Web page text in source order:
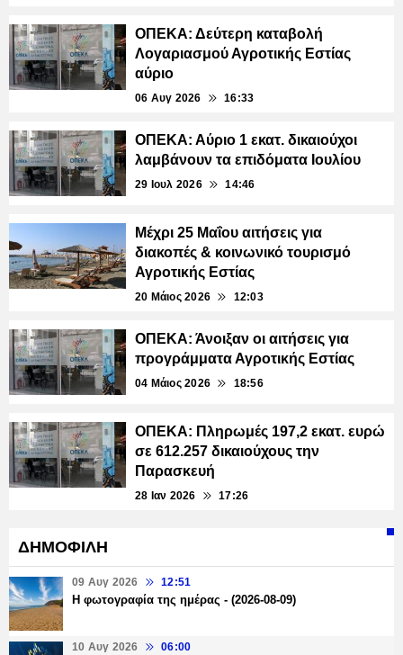
ΟΠΕΚΑ: Δεύτερη καταβολή
Λογαριασμού Αγροτικής Εστίας
αύριο
06 Αυγ 2026 16:33
ΟΠΕΚΑ: Αύριο 1 εκατ. δικαιούχοι
λαμβάνουν τα επιδόματα Ιουλίου
29 Ιουλ 2026 14:46
Μέχρι 25 Μαΐου αιτήσεις για
διακοπές & κοινωνικό τουρισμό
Αγροτικής Εστίας
20 Μάιος 2026 12:03
ΟΠΕΚΑ: Άνοιξαν οι αιτήσεις για
προγράμματα Αγροτικής Εστίας
04 Μάιος 2026 18:56
ΟΠΕΚΑ: Πληρωμές 197,2 εκατ. ευρώ
σε 612.257 δικαιούχους την
Παρασκευή
28 Ιαν 2026 17:26
ΔΗΜΟΦΙΛΗ
09 Αυγ 2026 12:51
Η φωτογραφία της ημέρας - (2026-08-09)
10 Αυγ 2026 06:00